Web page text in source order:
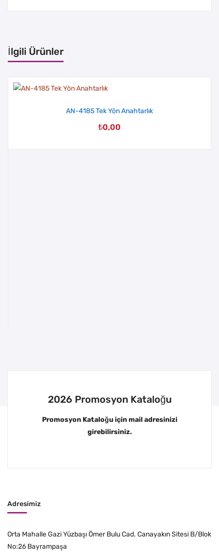
İlgili Ürünler
AN-4185 Tek Yön Anahtarlık
₺0,00
2026 Promosyon Kataloğu
Promosyon Kataloğu için mail adresinizi
girebilirsiniz.
Adresimiz
Orta Mahalle Gazi Yüzbaşı Ömer Bulu Cad. Canayakın Sitesi B/Blok
No:26 Bayrampaşa